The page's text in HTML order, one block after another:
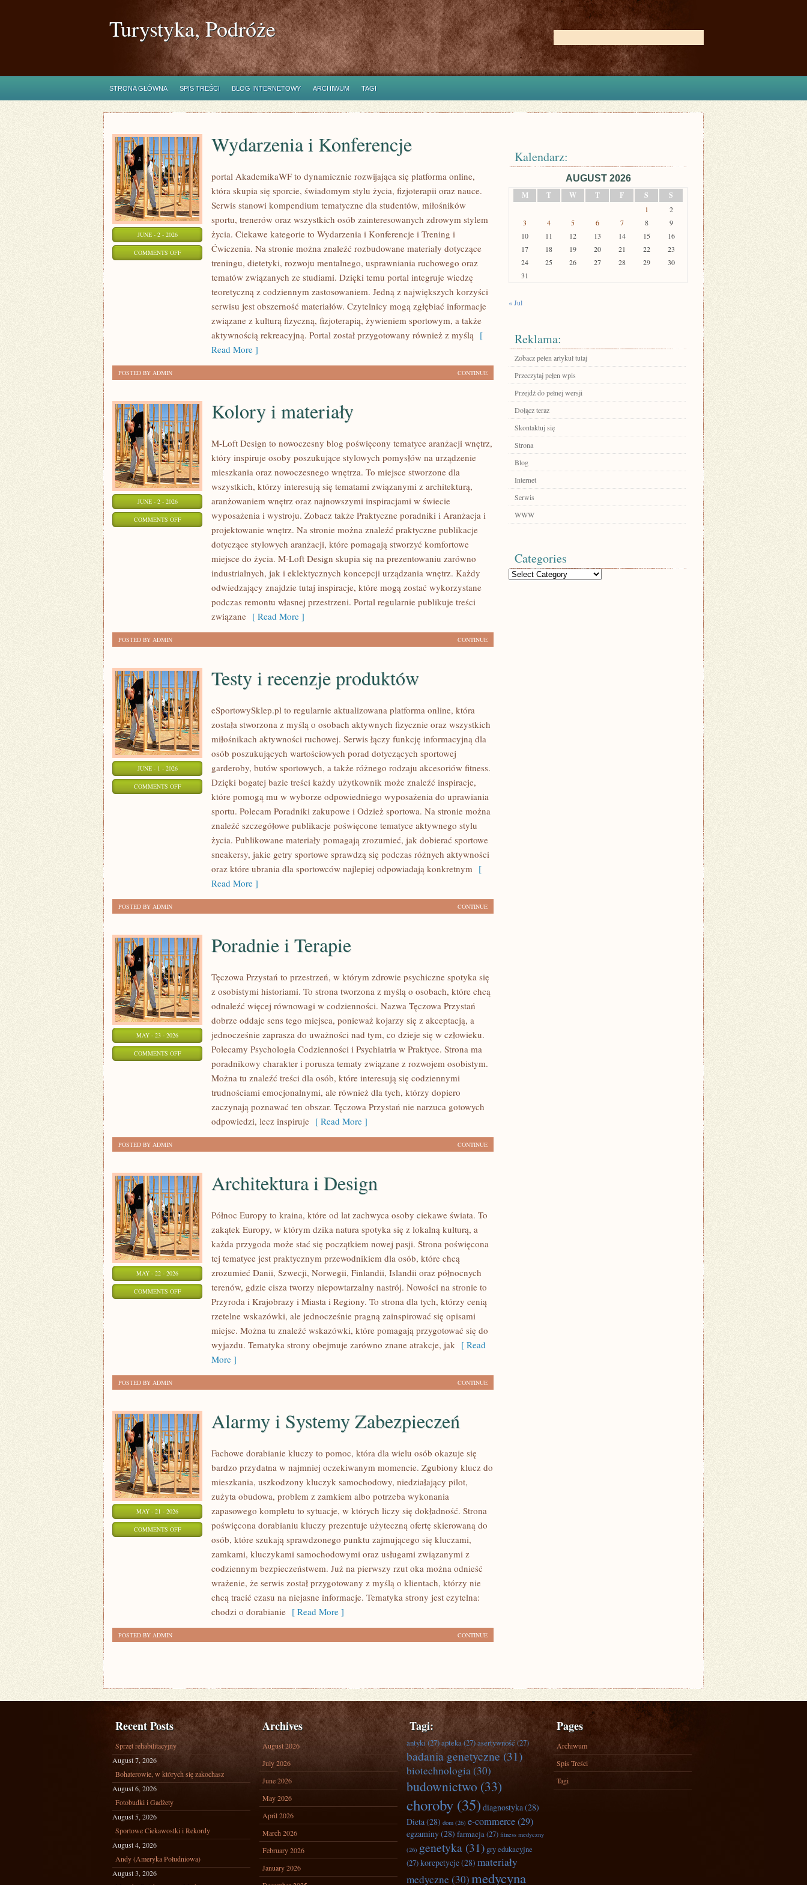
Turystyka, Podróże
STRONA GŁÓWNA SPIS TREŚCI BLOG INTERNETOWY ARCHIWUM TAGI
JUNE - 2 - 2026
COMMENTS OFFON
WYDARZENIA
KONFERENCJE
Wydarzenia i Konferencje
portal AkademikaWF to dynamicznie rozwijająca się platforma online,
która skupia się sporcie, świadomym stylu życia, fizjoterapii oraz nauce.
Serwis stanowi kompendium tematyczne dla studentów, miłośników
sportu, trenerów oraz wszystkich osób zainteresowanych zdrowym stylem
życia. Ciekawe kategorie to Wydarzenia i Konferencje i Trening i
Ćwiczenia. Na stronie można znaleźć rozbudowane materiały dotyczące
treningu, dietetyki, rozwoju mentalnego, usprawniania ruchowego oraz
tematów związanych ze studiami. Dzięki temu portal integruje wiedzę
teoretyczną z codziennym zastosowaniem. Jedną z największych korzyści
serwisu jest obszerność materiałów. Czytelnicy mogą zgłębiać informacje
związane z kulturą fizyczną, fizjoterapią, żywieniem sportowym, a także
aktywnością rekreacyjną. Portal został przygotowany również z myślą [
Read More ]
CONTINUE
POSTED BY ADMIN
JUNE - 2 - 2026
COMMENTS OFFON
MATERIAŁY
Kolory i materiały
M-Loft Design to nowoczesny blog poświęcony tematyce aranżacji wnętrz,
który inspiruje osoby poszukujące stylowych pomysłów na urządzenie
mieszkania oraz nowoczesnego wnętrza. To miejsce stworzone dla
wszystkich, którzy interesują się tematami związanymi z architekturą,
aranżowaniem wnętrz oraz najnowszymi inspiracjami w świecie
wyposażenia i wystroju. Zobacz także Praktyczne poradniki i Aranżacja i
projektowanie wnętrz. Na stronie można znaleźć praktyczne publikacje
dotyczące stylowych aranżacji, które pomagają stworzyć komfortowe
miejsce do życia. M-Loft Design skupia się na prezentowaniu zarówno
industrialnych, jak i eklektycznych koncepcji urządzania wnętrz. Każdy
odwiedzający znajdzie tutaj inspiracje, które mogą zostać wykorzystane
podczas remontu własnej przestrzeni. Portal regularnie publikuje treści
związane [ Read More ]
CONTINUE
POSTED BY ADMIN
JUNE - 1 - 2026
COMMENTS OFFON
PRODUKTÓW
Testy i recenzje produktów
eSportowySklep.pl to regularnie aktualizowana platforma online, która
została stworzona z myślą o osobach aktywnych fizycznie oraz wszystkich
miłośnikach aktywności ruchowej. Serwis łączy funkcję informacyjną dla
osób poszukujących wartościowych porad dotyczących sportowej
garderoby, butów sportowych, a także różnego rodzaju akcesoriów fitness.
Dzięki bogatej bazie treści każdy użytkownik może znaleźć inspiracje,
które pomogą mu w wyborze odpowiedniego wyposażenia do uprawiania
sportu. Polecam Poradniki zakupowe i Odzież sportowa. Na stronie można
znaleźć szczegółowe publikacje poświęcone tematyce aktywnego stylu
życia. Publikowane materiały pomagają zrozumieć, jak dobierać sportowe
sneakersy, jakie getry sportowe sprawdzą się podczas różnych aktywności
oraz które ubrania dla sportowców najlepiej odpowiadają konkretnym [
Read More ]
CONTINUE
POSTED BY ADMIN
MAY - 23 - 2026
COMMENTS OFFON
Poradnie i Terapie
Tęczowa Przystań to przestrzeń, w którym zdrowie psychiczne spotyka się
z osobistymi historiami. To strona tworzona z myślą o osobach, które chcą
odnaleźć więcej równowagi w codzienności. Nazwa Tęczowa Przystań
dobrze oddaje sens tego miejsca, ponieważ kojarzy się z akceptacją, a
jednocześnie zaprasza do uważności nad tym, co dzieje się w człowieku.
Polecamy Psychologia Codzienności i Psychiatria w Praktyce. Strona ma
poradnikowy charakter i porusza tematy związane z rozwojem osobistym.
Można tu znaleźć treści dla osób, które interesują się codziennymi
trudnościami emocjonalnymi, ale również dla tych, którzy dopiero
zaczynają poznawać ten obszar. Tęczowa Przystań nie narzuca gotowych
odpowiedzi, lecz inspiruje [ Read More ]
CONTINUE
POSTED BY ADMIN
MAY - 22 - 2026
COMMENTS OFFON
ARCHITEKTURA
Architektura i Design
Północ Europy to kraina, które od lat zachwyca osoby ciekawe świata. To
zakątek Europy, w którym dzika natura spotyka się z lokalną kulturą, a
każda przygoda może stać się początkiem nowej pasji. Strona poświęcona
tej tematyce jest praktycznym przewodnikiem dla osób, które chcą
zrozumieć Danii, Szwecji, Norwegii, Finlandii, Islandii oraz północnych
terenów, gdzie cisza tworzy niepowtarzalny nastrój. Nowości na stronie to
Przyroda i Krajobrazy i Miasta i Regiony. To strona dla tych, którzy cenią
rzetelne wskazówki, ale jednocześnie pragną zainspirować się opisami
miejsc. Można tu znaleźć wskazówki, które pomagają przygotować się do
wyjazdu. Tematyka strony obejmuje zarówno znane atrakcje, jak [ Read
More ]
CONTINUE
POSTED BY ADMIN
MAY - 21 - 2026
COMMENTS OFFON
ZABEZPIECZEŃ
Alarmy i Systemy Zabezpieczeń
Fachowe dorabianie kluczy to pomoc, która dla wielu osób okazuje się
bardzo przydatna w najmniej oczekiwanym momencie. Zgubiony klucz do
mieszkania, uszkodzony kluczyk samochodowy, niedziałający pilot,
zużyta obudowa, problem z zamkiem albo potrzeba wykonania
zapasowego kompletu to sytuacje, w których liczy się dokładność. Strona
poświęcona dorabianiu kluczy prezentuje użyteczną ofertę skierowaną do
osób, które szukają sprawdzonego punktu zajmującego się kluczami,
zamkami, kluczykami samochodowymi oraz usługami związanymi z
codziennym bezpieczeństwem. Już na pierwszy rzut oka można odnieść
wrażenie, że serwis został przygotowany z myślą o klientach, którzy nie
chcą tracić czasu na niejasne informacje. Tematyka strony jest czytelna:
chodzi o dorabianie [ Read More ]
CONTINUE
POSTED BY ADMIN
Kalendarz:
AUGUST 2026
M
T W T F S S
1
2
3
4 5 6 7 8
9
10
11 12 13 14 15
16
17
18 19 20 21 22
23
24
25 26 27 28 29
30
31
« Jul
Reklama:
Zobacz pełen artykuł tutaj
Przeczytaj pełen wpis
Przejdź do pełnej wersji
Dołącz teraz
Skontaktuj się
Strona
Blog
Internet
Serwis
WWW
Categories
Categories
Recent Posts
Sprzęt rehabilitacyjny
August 7, 2026
Bohaterowie, w których się zakochasz
August 6, 2026
Fotobudki i Gadżety
August 5, 2026
Sportowe Ciekawostki i Rekordy
August 4, 2026
Andy (Ameryka Południowa)
August 3, 2026
Archives
August 2026
July 2026
June 2026
May 2026
April 2026
March 2026
February 2026
January 2026
Tagi:
antyki(27)apteka(27)asertywność(27)
badania genetyczne(31)
biotechnologia(30)
budownictwo (33)
choroby (35) diagnostyka(28)
Dieta(28) dom (26) e-commerce(29)
egzaminy(28) farmacja(27) fitness medyczny
(26) genetyka (31) gry edukacyjne
(27)korepetycje(28) materiały
medyczne (30)medycyna
Pages
Archiwum
Spis Treści
Tagi